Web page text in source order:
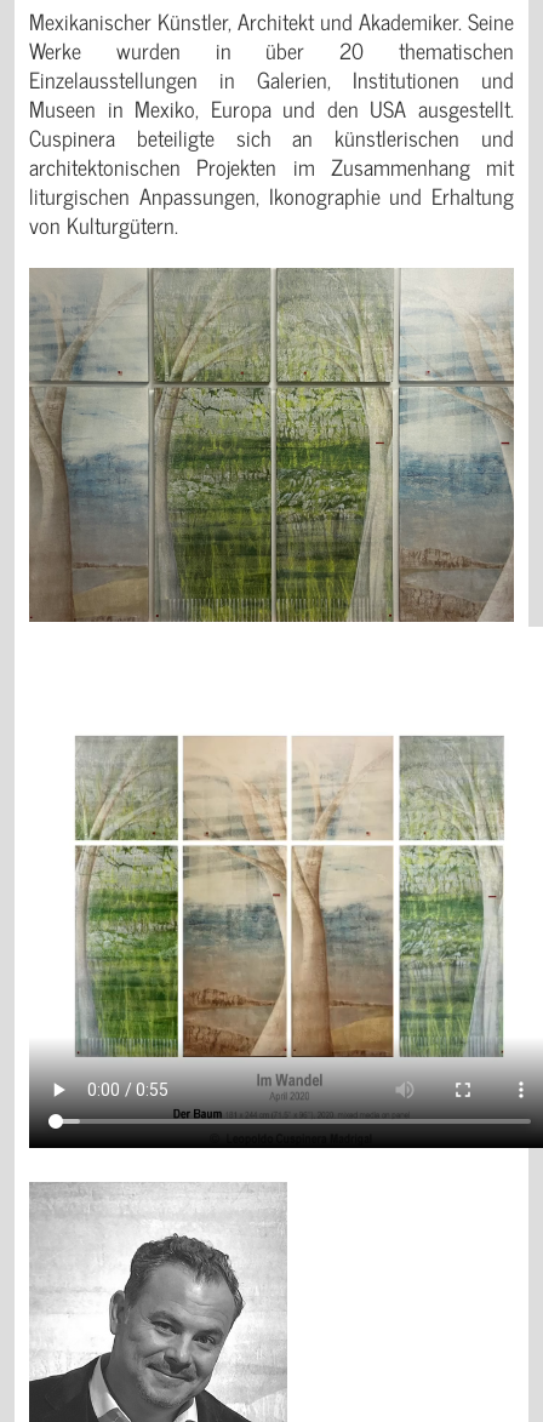
Mexikanischer Künstler, Architekt und Akademiker. Seine
Werke wurden in über 20 thematischen
Einzelausstellungen in Galerien, Institutionen und
Museen in Mexiko, Europa und den USA ausgestellt.
Cuspinera beteiligte sich an künstlerischen und
architektonischen Projekten im Zusammenhang mit
liturgischen Anpassungen, Ikonographie und Erhaltung
von Kulturgütern.